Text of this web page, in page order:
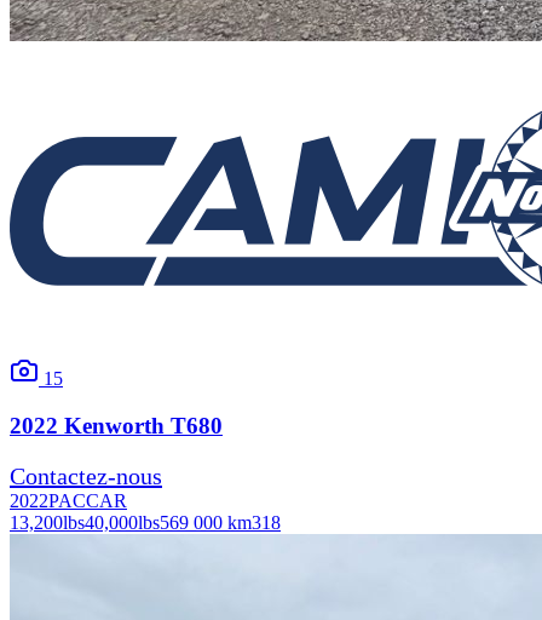
15
2022 Kenworth T680
Contactez-nous
2022PACCAR
13,200lbs40,000lbs569 000 km318